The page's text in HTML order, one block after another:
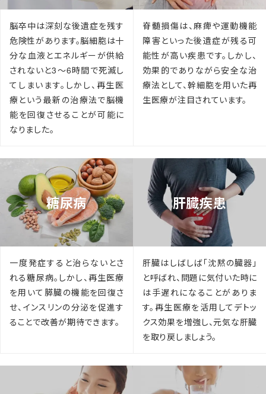
脳卒中は深刻な後遺症を残す
危険性があります。脳細胞は十
分な血液とエネルギーが供給
されないと3〜6時間で死滅し
てしまいます。しかし、再生医
療という最新の治療法で脳機
能を回復させることが可能に
なりました。
脊髄損傷は、麻痺や運動機能
障害といった後遺症が残る可
能性が高い疾患です。しかし、
効果的でありながら安全な治
療法として、幹細胞を用いた再
生医療が注目されています。
糖尿病
一度発症すると治らないとさ
れる糖尿病。しかし、再生医療
を用いて膵臓の機能を回復さ
せ、インスリンの分泌を促進す
ることで改善が期待できます。
肝臓疾患
肝臓はしばしば「沈黙の臓器」
と呼ばれ、問題に気付いた時に
は手遅れになることがありま
す。再生医療を活用してデトッ
クス効果を増強し、元気な肝臓
を取り戻しましょう。